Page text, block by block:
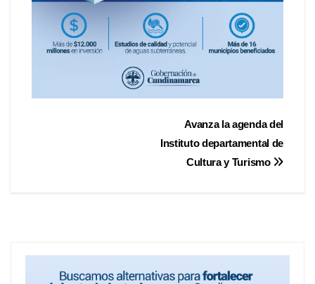
Avanza la agenda del
Instituto departamental de
Cultura y Turismo